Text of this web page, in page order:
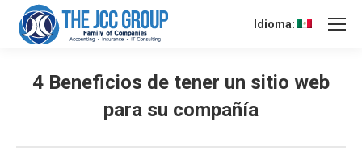
Idioma:
4 Beneficios de tener un sitio web
para su compañía